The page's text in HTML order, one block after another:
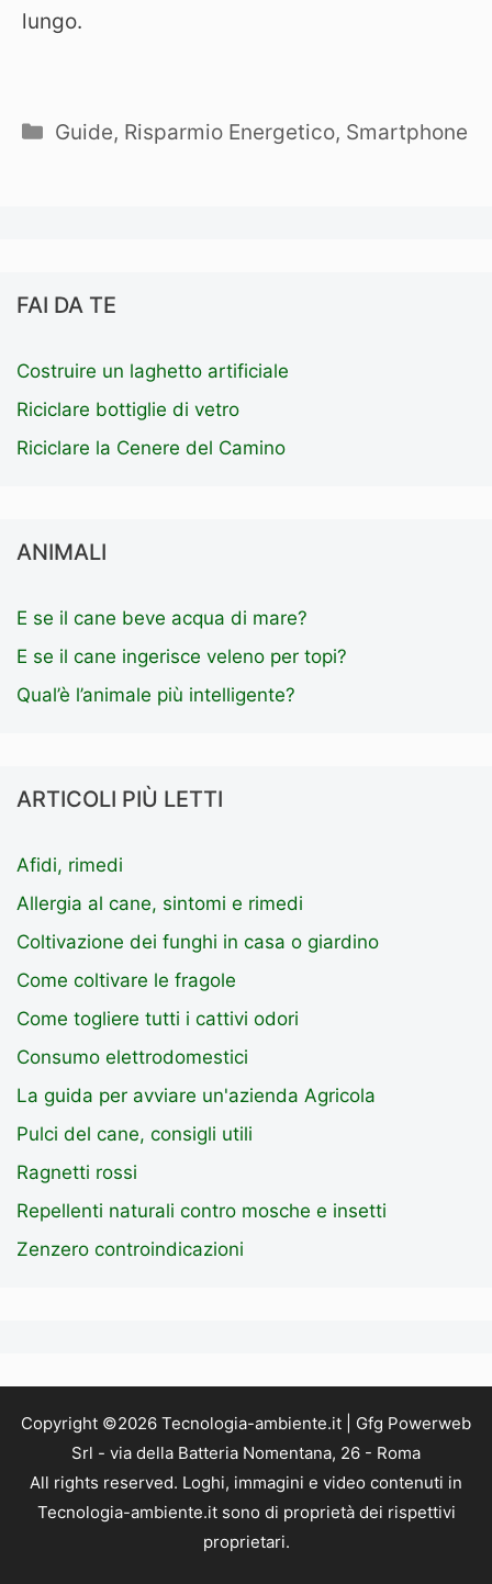
lungo.
Categorie
Guide, Risparmio Energetico, Smartphone
FAI DA TE
Costruire un laghetto artificiale
Riciclare bottiglie di vetro
Riciclare la Cenere del Camino
ANIMALI
E se il cane beve acqua di mare?
E se il cane ingerisce veleno per topi?
Qual’è l’animale più intelligente?
ARTICOLI PIÙ LETTI
Afidi, rimedi
Allergia al cane, sintomi e rimedi
Coltivazione dei funghi in casa o giardino
Come coltivare le fragole
Come togliere tutti i cattivi odori
Consumo elettrodomestici
La guida per avviare un'azienda Agricola
Pulci del cane, consigli utili
Ragnetti rossi
Repellenti naturali contro mosche e insetti
Zenzero controindicazioni
Copyright ©2026 Tecnologia-ambiente.it | Gfg Powerweb
Srl - via della Batteria Nomentana, 26 - Roma
All rights reserved. Loghi, immagini e video contenuti in
Tecnologia-ambiente.it sono di proprietà dei rispettivi
proprietari.